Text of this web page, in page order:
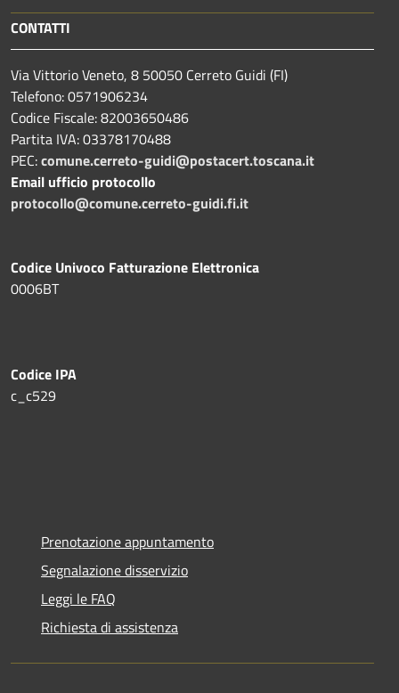
CONTATTI
Via Vittorio Veneto, 8 50050 Cerreto Guidi (FI)
Telefono: 0571906234
Codice Fiscale: 82003650486
Partita IVA: 03378170488
PEC:comune.cerreto-guidi@postacert.toscana.it
Email ufficio protocollo
protocollo@comune.cerreto-guidi.fi.it
Codice Univoco Fatturazione Elettronica
0006BT
Codice IPA
c_c529
Prenotazione appuntamento
Segnalazione disservizio
Leggi le FAQ
Richiesta di assistenza